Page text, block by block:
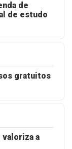
de
de estudo
gratuitos
valoriza a